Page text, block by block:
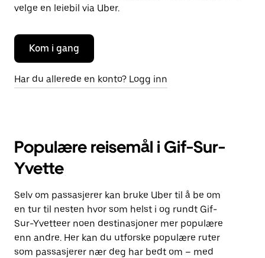
velge en leiebil via Uber.
Kom i gang
Har du allerede en konto? Logg inn
Populære reisemål i Gif-Sur-
Yvette
Selv om passasjerer kan bruke Uber til å be om
en tur til nesten hvor som helst i og rundt Gif-
Sur-Yvetteer noen destinasjoner mer populære
enn andre. Her kan du utforske populære ruter
som passasjerer nær deg har bedt om – med